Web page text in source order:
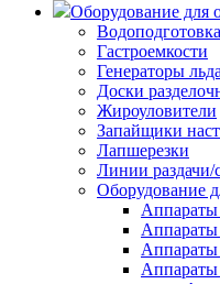
Оборудование для
Водоподготовка
Гастроемкости
Генераторы льда
Доски
Жироуловители
Запайщики
Лапшерезки
Линии раздачи/
Оборудование
Аппараты
Аппараты
Аппараты